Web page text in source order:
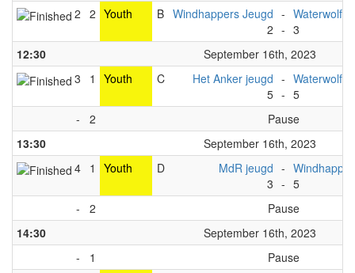
2 2 Youth B Windhappers Jeugd
2
-
-
Waterwolf
3
12:30
September 16th, 2023
3
1 Youth C
Het Anker jeugd
5
-
-
Waterwolf
5
-
2
Pause
13:30
September 16th, 2023
4 1 Youth D
MdR jeugd
3
-
- 5
-
2
Pause
14:30
September 16th, 2023
-
1
Pause